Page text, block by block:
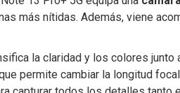
más nítidas. Además, viene
la claridad y los colores junto
permite cambiar la longitud